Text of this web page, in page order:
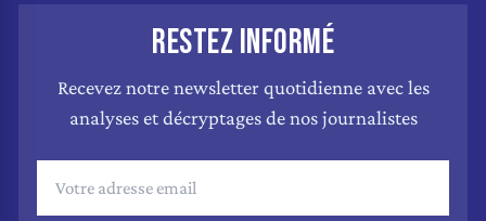
RESTEZ INFORMÉ
Recevez notre newsletter quotidienne avec les
analyses et décryptages de nos journalistes